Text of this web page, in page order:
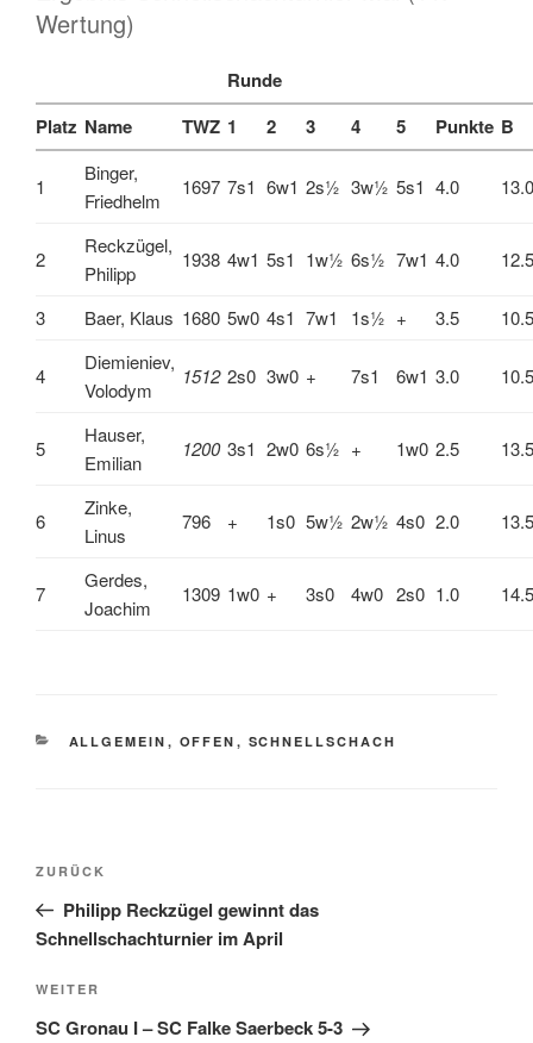
Wertung)
Runde
Platz Name TWZ 1 2 3 4 5 Punkte B
1
Binger,
Friedhelm
1697 7s1 6w1 2s½ 3w½ 5s1 4.0 13.0
2
Reckzügel,
Philipp
1938 4w1 5s1 1w½ 6s½ 7w1 4.0 12.5
3 Baer, Klaus 1680 5w0 4s1 7w1 1s½ + 3.5 10.5
4
Diemieniev,
Volodym
1512 2s0 3w0 + 7s1 6w1 3.0 10.5
5
Hauser,
Emilian
1200 3s1 2w0 6s½ + 1w0 2.5 13.5
6
Zinke,
Linus
796 + 1s0 5w½ 2w½ 4s0 2.0 13.5
7
Gerdes,
Joachim
1309 1w0 + 3s0 4w0 2s0 1.0 14.5
KATEGORIEN
ALLGEMEIN , OFFEN , SCHNELLSCHACH
Beitragsnavigation
Vorheriger
Beitrag
ZURÜCK
Philipp Reckzügel gewinnt das
Schnellschachturnier im April
Nächster
Beitrag
WEITER
SC Gronau I – SC Falke Saerbeck 5-3